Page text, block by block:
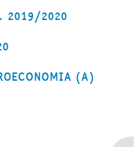
2019/2020
(A)